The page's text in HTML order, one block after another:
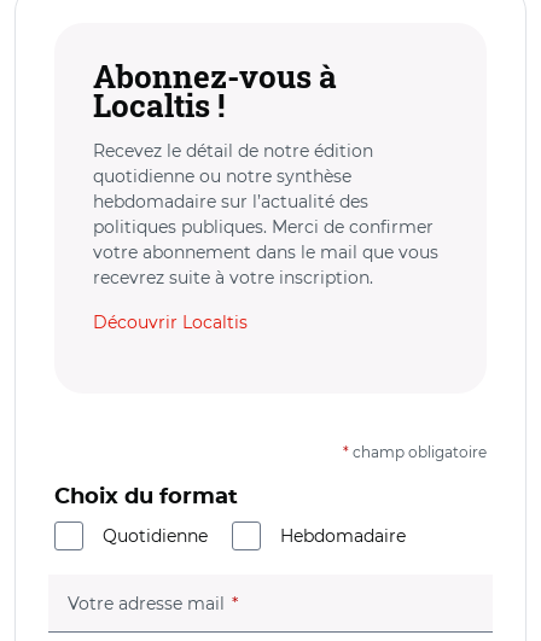
Abonnez-vous à
Localtis !
Recevez le détail de notre édition
quotidienne ou notre synthèse
hebdomadaire sur l’actualité des
politiques publiques. Merci de confirmer
votre abonnement dans le mail que vous
recevrez suite à votre inscription.
Découvrir Localtis
* champ obligatoire
Choix du format
Quotidienne
Hebdomadaire
Votre adresse mail (champ obligatoire)